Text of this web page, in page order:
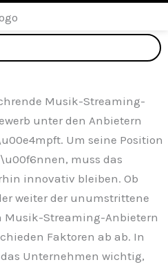
Musik-Streaming-
unter den Anbietern
Um seine Position
muss das
innovativ bleiben. Ob
weiter der unumstrittene
Streaming-Anbietern
Faktoren ab ab. In
Unternehmen wichtig,